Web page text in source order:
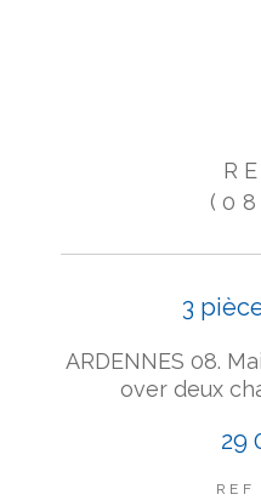
3
ARDENNES 08.
over deux
29